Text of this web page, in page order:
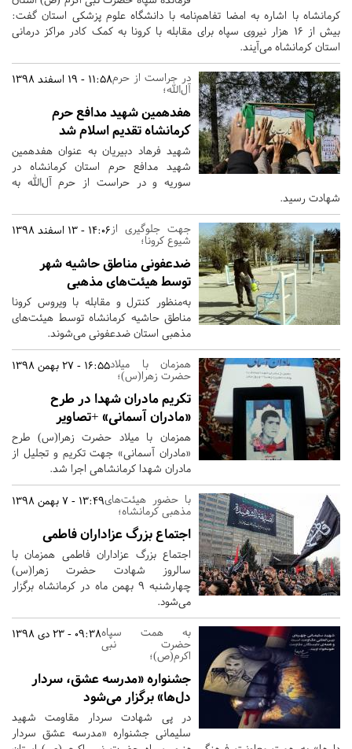
کرمانشاه با اشاره به امضا تفاهم‌نامه با دانشگاه علوم پزشکی استان گفت:
بیش از 16 هزار نیروی سپاه برای مقابله با کرونا به کمک کادر مراکز درمانی
استان کرمانشاه می‌آیند.
11:58 - 19 اسفند 1398در حراست از حرم
آل‌الله؛
هفدهمین شهید مدافع حرم
کرمانشاه تقدیم اسلام شد
شهید فرهاد دبیریان به عنوان هفدهمین
شهید مدافع حرم استان کرمانشاه در
سوریه و در حراست از حرم آل‌الله به
شهادت رسید.
14:06 - 13 اسفند 1398 جهت جلوگیری از
شیوع کرونا؛
ضدعفونی مناطق حاشیه شهر
توسط هیئت‌های مذهبی
به‌منظور کنترل و مقابله با ویروس کرونا
مناطق حاشیه کرمانشاه توسط هیئت‌های
مذهبی استان ضدعفونی می‌شوند.
16:55 - 27 بهمن 1398همزمان با میلاد
حضرت زهرا(س)؛
تکریم مادران شهدا در طرح
«مادران آسمانی» +تصاویر
همزمان با میلاد حضرت زهرا(س) طرح
«مادران آسمانی» جهت تکریم و تجلیل از
مادران شهدا کرمانشاهی اجرا شد.
13:49 - 7 بهمن 1398با حضور هیئت‌های
مذهبی کرمانشاه؛
اجتماع بزرگ عزاداران فاطمی
اجتماع بزرگ عزاداران فاطمی همزمان با
سالروز شهادت حضرت زهرا(س)
چهارشنبه 9 بهمن ماه در کرمانشاه برگزار
می‌شود.
09:38 - 23 دی 1398به همت سپاه
حضرت نبی
اکرم(ص)؛
جشنواره «مدرسه عشق، سردار
دل‌ها» برگزار می‌شود
در پی شهادت سردار مقاومت شهید
سلیمانی جشنواره «مدرسه عشق سردار